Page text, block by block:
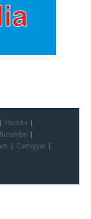
Hadisə
Cəmiyyət